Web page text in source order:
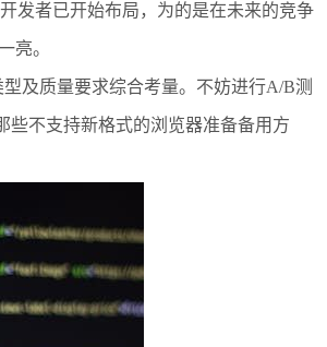
发者已开始布局，为的是在未来的竞争
亮。
及质量要求综合考量。不妨进行A/B测
些不支持新格式的浏览器准备备用方